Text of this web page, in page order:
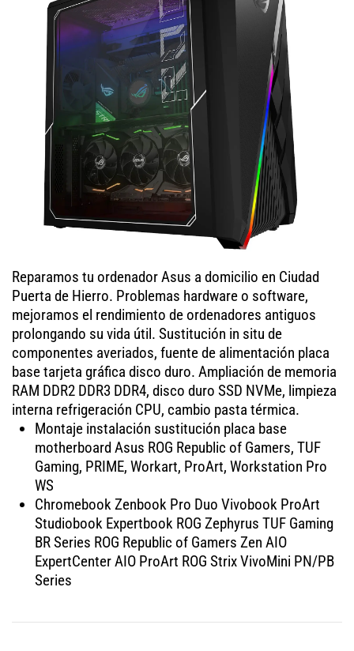
Reparamos tu ordenador Asus a domicilio en Ciudad
Puerta de Hierro. Problemas hardware o software,
mejoramos el rendimiento de ordenadores antiguos
prolongando su vida útil. Sustitución in situ de
componentes averiados, fuente de alimentación placa
base tarjeta gráfica disco duro. Ampliación de memoria
RAM DDR2 DDR3 DDR4, disco duro SSD NVMe, limpieza
interna refrigeración CPU, cambio pasta térmica.
Montaje instalación sustitución placa base
motherboard Asus ROG Republic of Gamers, TUF
Gaming, PRIME, Workart, ProArt, Workstation Pro
WS
Chromebook Zenbook Pro Duo Vivobook ProArt
Studiobook Expertbook ROG Zephyrus TUF Gaming
BR Series ROG Republic of Gamers Zen AIO
ExpertCenter AIO ProArt ROG Strix VivoMini PN/PB
Series